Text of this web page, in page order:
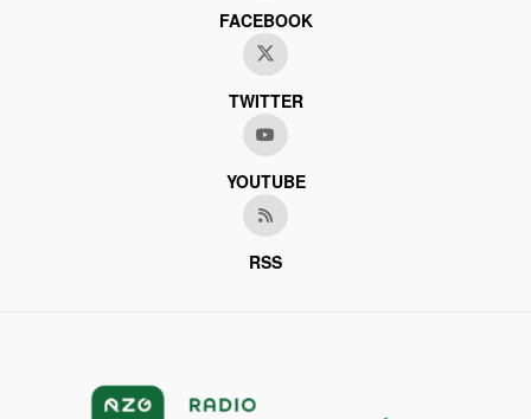
FACEBOOK
TWITTER
YOUTUBE
RSS